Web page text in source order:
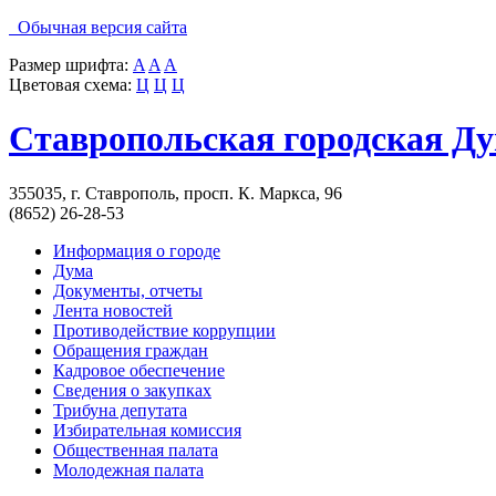
Обычная версия сайта
Размер шрифта: A A A
Цветовая схема: Ц Ц Ц
Ставропольская городская
355035, г. Ставрополь, просп. К. Маркса, 96
(8652) 26-28-53
Информация о городе
Дума
Документы, отчеты
Лента новостей
Противодействие коррупции
Обращения граждан
Кадровое обеспечение
Сведения о закупках
Трибуна депутата
Избирательная комиссия
Общественная палата
Молодежная палата